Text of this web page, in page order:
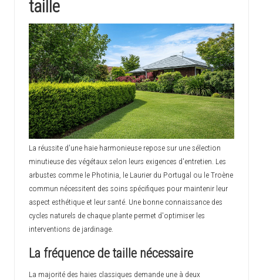
taille
La réussite d'une haie harmonieuse repose sur une sélection
minutieuse des végétaux selon leurs exigences d'entretien. Les
arbustes comme le Photinia, le Laurier du Portugal ou le Troène
commun nécessitent des soins spécifiques pour maintenir leur
aspect esthétique et leur santé. Une bonne connaissance des
cycles naturels de chaque plante permet d'optimiser les
interventions de jardinage.
La fréquence de taille nécessaire
La majorité des haies classiques demande une à deux